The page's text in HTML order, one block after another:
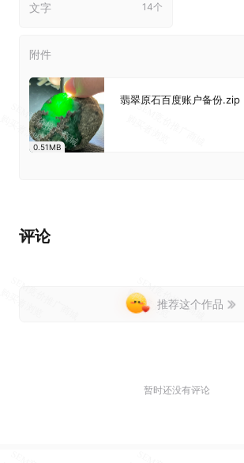
文字 14个
附件
0.51MB
翡翠原石百度账户备份.zip
评论
推荐这个作品
暂时还没有评论